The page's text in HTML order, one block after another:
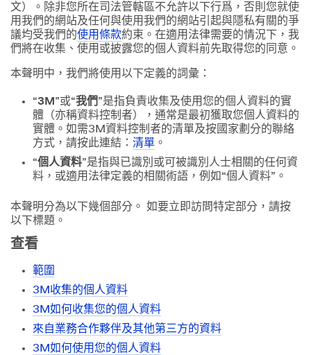
文）。除非您所在司法管轄區不允許以下行爲，否則您就使
用我們的網站及任何與使用我們的網站引起與隱私有關的爭
議均受我們的使用條款約束。在適用法律需要的情況下，我
們將在收集、使用或披露您的個人資料前先取得您的同意。
本聲明中，我們將使用以下定義的詞彙：
“3M ”或“我們”是指負責收集及使用您的個人資料的實
體（亦稱資料控制者），通常是最初獲取您個人資料的
實體。如需3M資料控制者的清單及按國家劃分的聯絡
方式，請按此連結： 清單 。
“個人資料”是指與已識別或可被識別人士相關的任何資
料，或適用法律定義的相關術語，例如“個人資料”。
本聲明分為以下幾個部分。 如要立即訪問特定部分，請按
以下標題。
查看
範圍
3M收集的個人資料
3M如何收集您的個人資料
來自業務合作夥伴及其他第三方的資料
3M如何使用您的個人資料